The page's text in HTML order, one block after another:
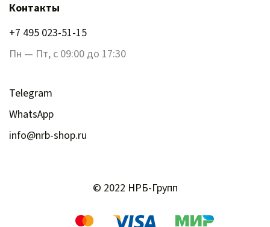
Контакты
+7 495 023-51-15
Пн — Пт, с 09:00 до 17:30
Telegram
WhatsApp
info@nrb-shop.ru
© 2022 НРБ-Групп